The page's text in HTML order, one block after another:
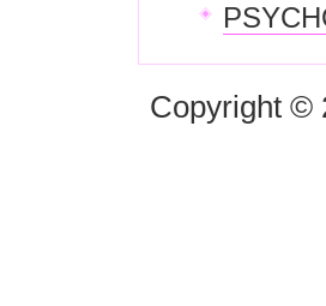
Copyright ©